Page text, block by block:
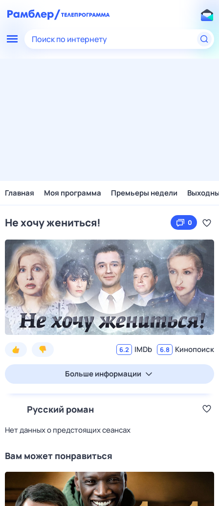
Поиск по интернету
Главная Моя программа Премьеры недели
Не хочу жениться! 0
6.2 IMDb 6.8 Кинопоиск
Больше информации
Русский роман
Нет данных о предстоящих сеансах
Вам может понравиться